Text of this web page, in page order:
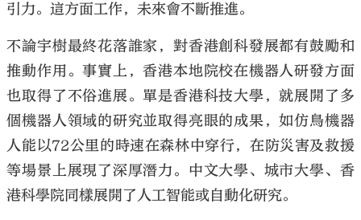
引力。這方面工作，未來會不斷推進。
不論宇樹最終花落誰家，對香港創科發展都有鼓勵和
推動作用。事實上，香港本地院校在機器人研發方面
也取得了不俗進展。單是香港科技大學，就展開了多
個機器人領域的研究並取得亮眼的成果，如仿鳥機器
人能以72公里的時速在森林中穿行，在防災害及救援
等場景上展現了深厚潛力。中文大學、城市大學、香
港科學院同樣展開了人工智能或自動化研究。